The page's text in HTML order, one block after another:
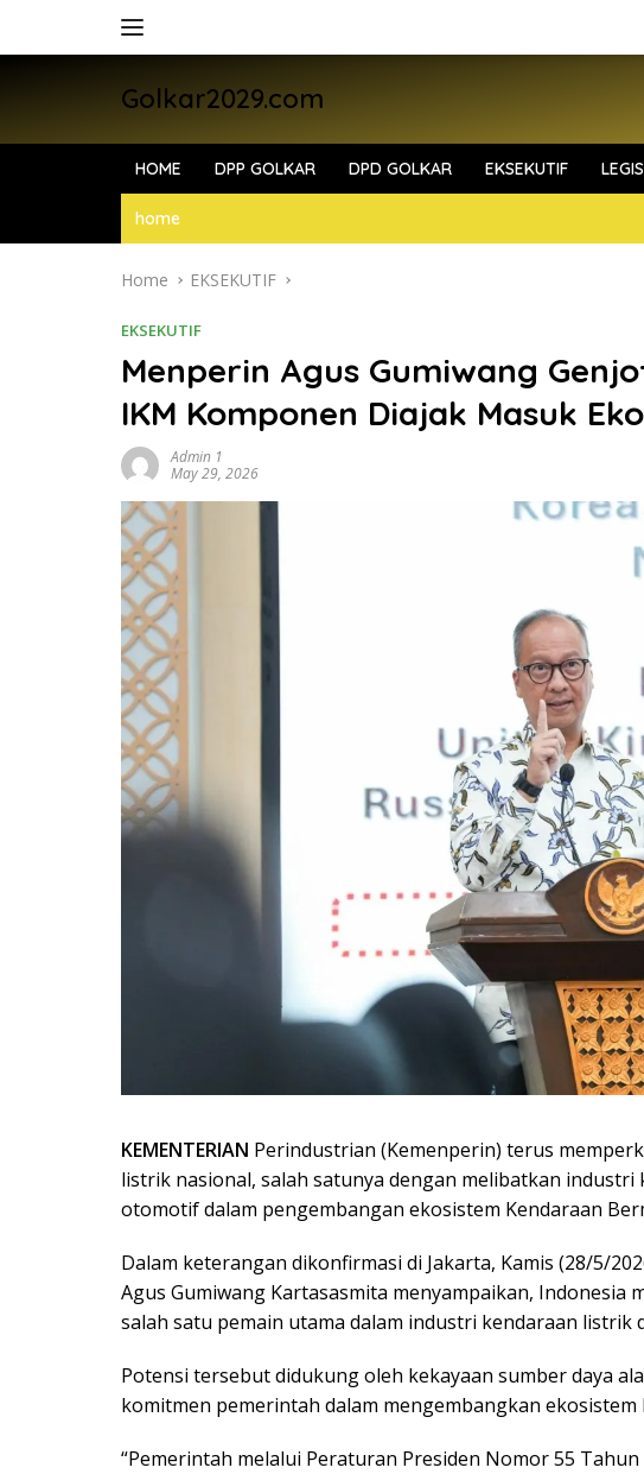
Golkar2029.com
HOME DPP GOLKAR DPD GOLKAR EKSEKUTIF
home
Home EKSEKUTIF
EKSEKUTIF
Menperin Agus Gumiwang
IKM Komponen Diajak Masuk
Admin 1
May 29, 2026
KEMENTERIAN Perindustrian (Kemenperin) terus
listrik nasional, salah satunya dengan melibatkan industri
otomotif dalam pengembangan ekosistem Kendaraan
Dalam keterangan dikonfirmasi di Jakarta, Kamis (28/5/
Agus Gumiwang Kartasasmita menyampaikan, Indonesia
salah satu pemain utama dalam industri kendaraan listrik
Potensi tersebut didukung oleh kekayaan sumber daya
komitmen pemerintah dalam mengembangkan
“Pemerintah melalui Peraturan Presiden Nomor 55